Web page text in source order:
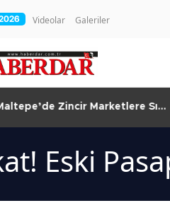
Videolar Galeriler
Zincir Marketlere Sıkı
14:24
Eski